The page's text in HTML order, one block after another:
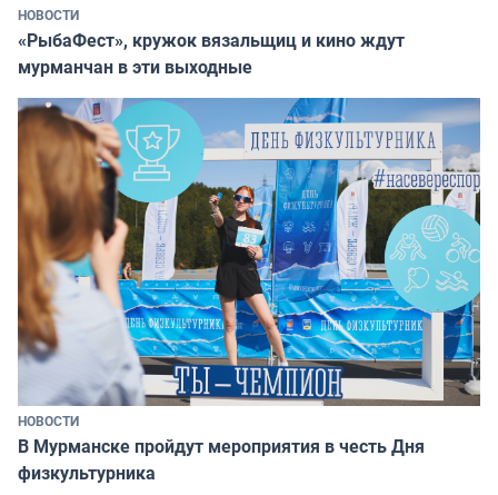
НОВОСТИ
«РыбаФест», кружок вязальщиц и кино ждут
мурманчан в эти выходные
НОВОСТИ
В Мурманске пройдут мероприятия в честь Дня
физкультурника